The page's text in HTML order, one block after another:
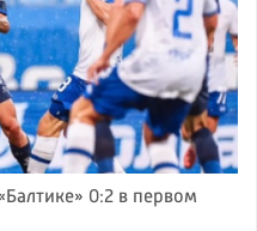
0:2 в первом